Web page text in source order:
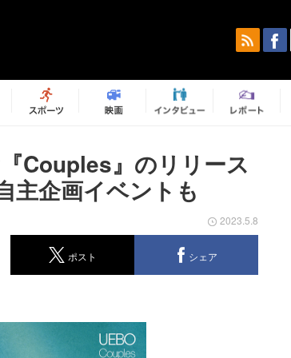
Couples』のリリース
企画イベントも
2023.5.8
ポスト シェア